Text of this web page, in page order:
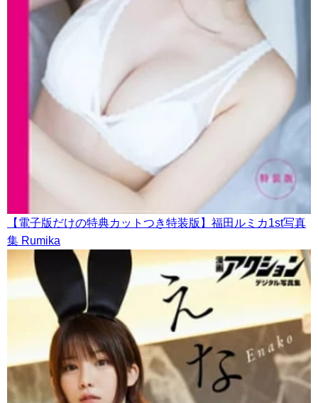
【電子版だけの特典カットつき特装版】福田ルミカ1st写真
集 Rumika